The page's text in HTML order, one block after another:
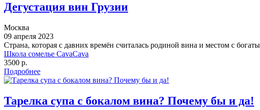
Дегустация вин Грузии
Москва
09 апреля 2023
Страна, которая с давних времён считалась родиной вина и местом с
Школа сомелье CavaCava
3500 р.
Подробнее
Тарелка супа с бокалом вина? Почему бы и да!